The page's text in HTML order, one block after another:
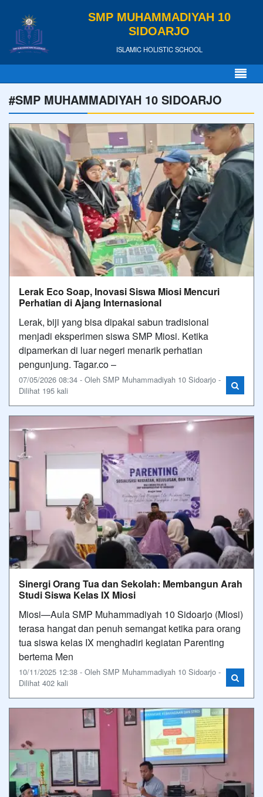
SMP MUHAMMADIYAH 10
SIDOARJO
ISLAMIC HOLISTIC SCHOOL
#SMP MUHAMMADIYAH 10 SIDOARJO
Lerak Eco Soap, Inovasi Siswa Miosi Mencuri
Perhatian di Ajang Internasional
Lerak, biji yang bisa dipakai sabun tradisional
menjadi eksperimen siswa SMP Miosi. Ketika
dipamerkan di luar negeri menarik perhatian
pengunjung. Tagar.co –
07/05/2026 08:34 - Oleh SMP Muhammadiyah 10 Sidoarjo -
Dilihat 195 kali
Sinergi Orang Tua dan Sekolah: Membangun Arah
Studi Siswa Kelas IX Miosi
Miosi—Aula SMP Muhammadiyah 10 Sidoarjo (Miosi)
terasa hangat dan penuh semangat ketika para orang
tua siswa kelas IX menghadiri kegiatan Parenting
bertema Men
10/11/2025 12:38 - Oleh SMP Muhammadiyah 10 Sidoarjo -
Dilihat 402 kali